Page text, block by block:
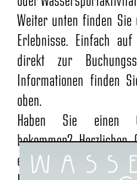
Weiter unten finden Sie
Erlebnisse. Einfach
direkt zur
Informationen finden
oben.
Haben Sie einen
bekommen?
einen Termin